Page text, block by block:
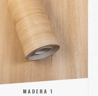
MADERA 1